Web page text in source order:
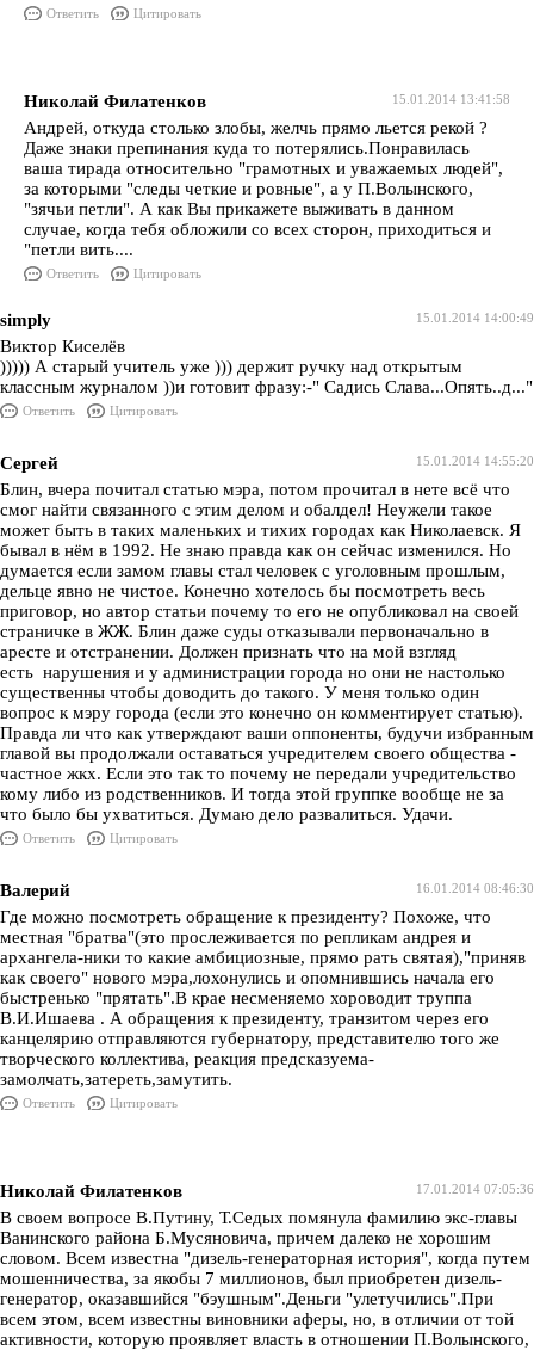
Ответить Цитировать
15.01.2014 13:41:58
Николай Филатенков
Андрей, откуда столько злобы, желчь прямо льется рекой ?
Даже знаки препинания куда то потерялись.Понравилась
ваша тирада относительно "грамотных и уважаемых людей",
за которыми "следы четкие и ровные", а у П.Волынского,
"зячьи петли". А как Вы прикажете выживать в данном
случае, когда тебя обложили со всех сторон, приходиться и
"петли вить....
Ответить Цитировать
15.01.2014 14:00:49
simply
Виктор Киселёв
))))) А старый учитель уже ))) держит ручку над открытым
классным журналом ))и готовит фразу:-" Садись Слава...Опять..д..."
Ответить Цитировать
15.01.2014 14:55:20
Сергей
Блин, вчера почитал статью мэра, потом прочитал в нете всё что
смог найти связанного с этим делом и обалдел! Неужели такое
может быть в таких маленьких и тихих городах как Николаевск. Я
бывал в нём в 1992. Не знаю правда как он сейчас изменился. Но
думается если замом главы стал человек с уголовным прошлым,
дельце явно не чистое. Конечно хотелось бы посмотреть весь
приговор, но автор статьи почему то его не опубликовал на своей
страничке в ЖЖ. Блин даже суды отказывали первоначально в
аресте и отстранении. Должен признать что на мой взгляд
есть нарушения и у администрации города но они не настолько
существенны чтобы доводить до такого. У меня только один
вопрос к мэру города (если это конечно он комментирует статью).
Правда ли что как утверждают ваши оппоненты, будучи избранным
главой вы продолжали оставаться учредителем своего общества -
частное жкх. Если это так то почему не передали учредительство
кому либо из родственников. И тогда этой группке вообще не за
что было бы ухватиться. Думаю дело развалиться. Удачи.
Ответить Цитировать
16.01.2014 08:46:30
Валерий
Где можно посмотреть обращение к президенту? Похоже, что
местная "братва"(это прослеживается по репликам андрея и
архангела-ники то какие амбициозные, прямо рать святая),"приняв
как своего" нового мэра,лохонулись и опомнившись начала его
быстренько "прятать".В крае несменяемо хороводит труппа
В.И.Ишаева . А обращения к президенту, транзитом через его
канцелярию отправляются губернатору, представителю того же
творческого коллектива, реакция предсказуема-
замолчать,затереть,замутить.
Ответить Цитировать
17.01.2014 07:05:36
Николай Филатенков
В своем вопросе В.Путину, Т.Седых помянула фамилию экс-главы
Ванинского района Б.Мусяновича, причем далеко не хорошим
словом. Всем известна "дизель-генераторная история", когда путем
мошенничества, за якобы 7 миллионов, был приобретен дизель-
генератор, оказавшийся "бэушным".Деньги "улетучились".При
всем этом, всем известны виновники аферы, но, в отличии от той
активности, которую проявляет власть в отношении П.Волынского,